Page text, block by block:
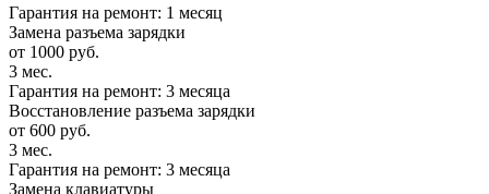
Гарантия на ремонт: 1 месяц
Замена разъема зарядки
от 1000 руб.
3 мес.
Гарантия на ремонт: 3 месяца
Восстановление разъема зарядки
от 600 руб.
3 мес.
Гарантия на ремонт: 3 месяца
Замена клавиатуры